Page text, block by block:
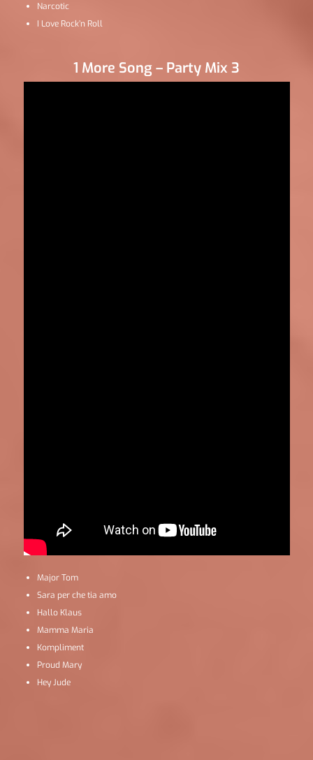
Narcotic
I Love Rock’n Roll
1 More Song – Party Mix 3
Major Tom
Sara per che tia amo
Hallo Klaus
Mamma Maria
Kompliment
Proud Mary
Hey Jude